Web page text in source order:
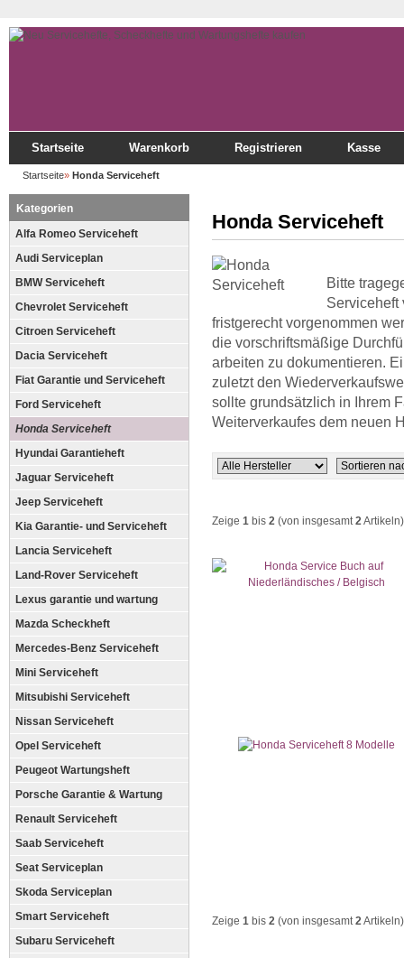
Startseite Warenkorb Registrieren Kasse
Startseite» Honda Serviceheft
Kategorien
Alfa Romeo Serviceheft
Audi Serviceplan
BMW Serviceheft
Chevrolet Serviceheft
Citroen Serviceheft
Dacia Serviceheft
Fiat Garantie und Serviceheft
Ford Serviceheft
Honda Serviceheft
Hyundai Garantieheft
Jaguar Serviceheft
Jeep Serviceheft
Kia Garantie- und Serviceheft
Lancia Serviceheft
Land-Rover Serviceheft
Lexus garantie und wartung
Mazda Scheckheft
Mercedes-Benz Serviceheft
Mini Serviceheft
Mitsubishi Serviceheft
Nissan Serviceheft
Opel Serviceheft
Peugeot Wartungsheft
Porsche Garantie & Wartung
Renault Serviceheft
Saab Serviceheft
Seat Serviceplan
Skoda Serviceplan
Smart Serviceheft
Subaru Serviceheft
Honda Serviceheft
Bitte
Serviceheft
fristgerecht vorgenommen
die vorschriftsmäßige
arbeiten zu dokumentieren.
zuletzt den
sollte grundsätzlich in Ihrem
Weiterverkaufes dem neuen
Zeige 1 bis 2 (von insgesamt2Artikeln)
Zeige 1 bis 2 (von insgesamt2Artikeln)